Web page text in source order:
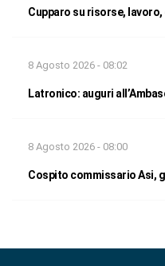
Cupparo su risorse,
8 Agosto 2026 - 08:02
Latronico: auguri
8 Agosto 2026 - 08:00
Cospito commissario Asi,